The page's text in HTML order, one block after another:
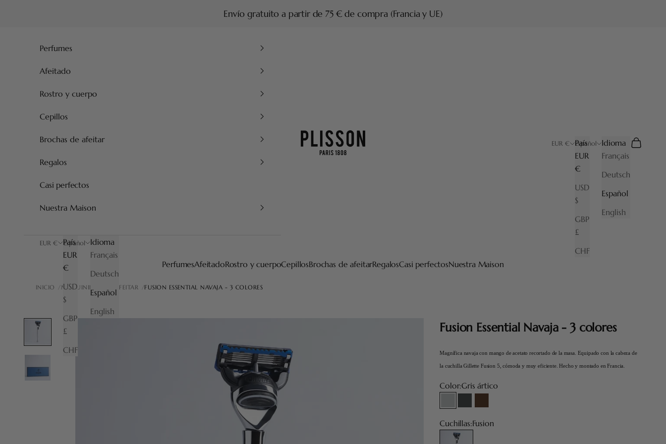
Envío gratuito a partir de 75 € de compra (Francia y UE)
Plisson 1808
PerfumesAfeitadoRostro y cuerpoCepillosBrochas de afeitarRegalosCasi perfectosNuestra Maison
EUR €
País
EUR
€
USD
$
GBP
£
CHF
Español
Idioma
Français
Deutsch
Español
English
Buscar
Cesta
Perfumes
Afeitado
Rostro y cuerpo
Cepillos
Brochas de afeitar
Regalos
Casi perfectos
Nuestra Maison
EUR €
País
EUR
€
USD
$
GBP
£
CHF
Español
Idioma
Français
Deutsch
Español
English
INICIO MAQUINILLAS DE AFEITAR FUSION ESSENTIAL NAVAJA - 3 COLORES
Fusion Essential Navaja - 3 colores
Magnífica navaja con mango de acetato recortado de la masa. Equipado con la cabeza de
la cuchilla Gillette Fusion 5, cómoda y muy eficiente. Hecho y montado en Francia.
Color:Gris ártico
Gris ártico
Gris antracita
Chocolate
Cuchillas:Fusion
Fusion